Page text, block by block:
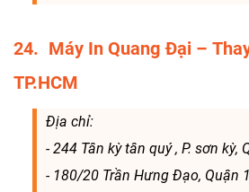
24. Máy In Quang Đại –
TP.HCM
Địa chỉ:
- 244 Tân kỳ tân quý , P. sơn kỳ,
- 180/20 Trần Hưng Đạo, Quận